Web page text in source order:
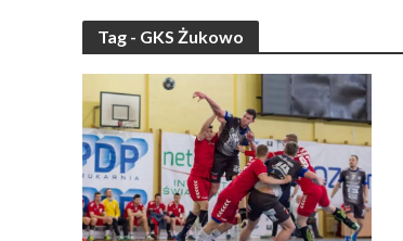
Tag - GKS Żukowo